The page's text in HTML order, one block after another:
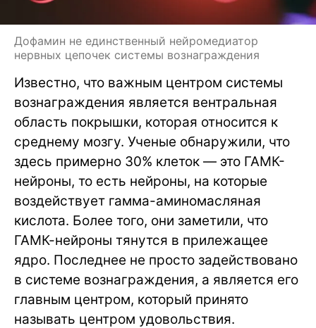
Дофамин не единственный нейромедиатор
нервных цепочек системы вознаграждения
Известно, что важным центром системы
вознаграждения является вентральная
область покрышки, которая относится к
среднему мозгу. Ученые обнаружили, что
здесь примерно 30% клеток — это ГАМК-
нейроны, то есть нейроны, на которые
воздействует гамма-аминомасляная
кислота. Более того, они заметили, что
ГАМК-нейроны тянутся в прилежащее
ядро. Последнее не просто задействовано
в системе вознаграждения, а является его
главным центром, который принято
называть центром удовольствия.